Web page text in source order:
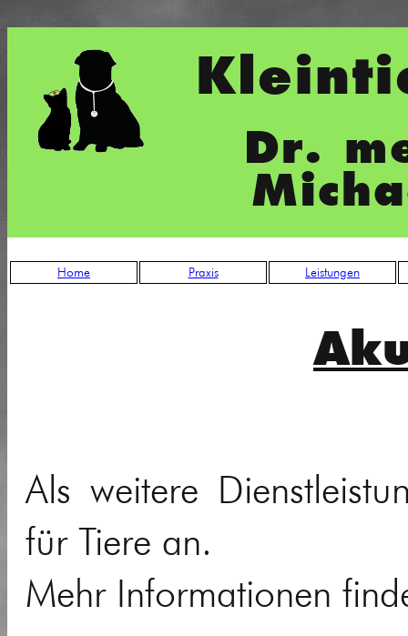
Dr.
Home Praxis Leistungen
Als weitere
für Tiere an.
Mehr Informationen